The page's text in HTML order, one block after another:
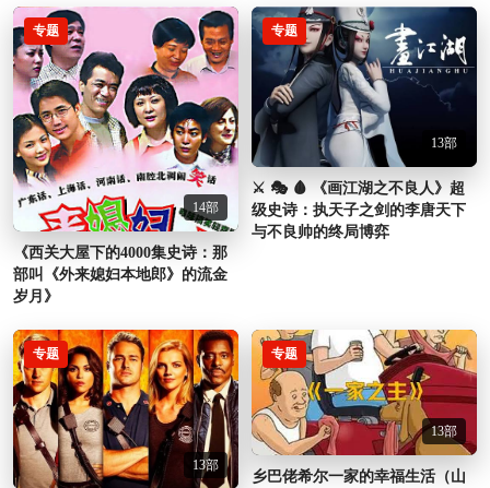
专题
14部
《西关大屋下的4000集史诗：那
部叫《外来媳妇本地郎》的流金
岁月》
专题
13部
⚔️ 🎭 🩸 《画江湖之不良人》超
级史诗：执天子之剑的李唐天下
与不良帅的终局博弈
专题
13部
专题
13部
乡巴佬希尔一家的幸福生活（山